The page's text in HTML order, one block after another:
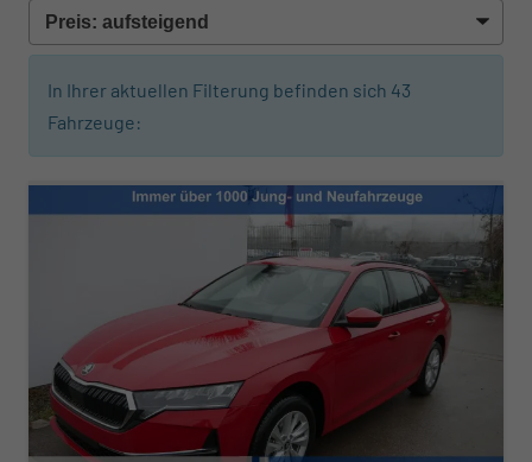
In Ihrer aktuellen Filterung befinden sich 43
Fahrzeuge: